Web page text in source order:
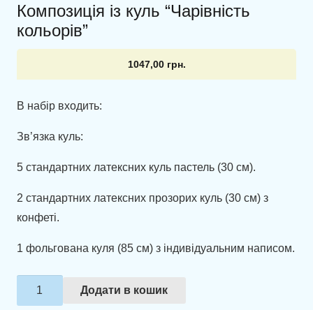
Композиція із куль “Чарівність
кольорів”
1047,00 грн.
В набір входить:
Зв’язка куль:
5 стандартних латексних куль пастель (30 см).
2 стандартних латексних прозорих куль (30 см) з
конфеті.
1 фольгована куля (85 см) з індивідуальним написом.
Композиція
із
Додати в кошик